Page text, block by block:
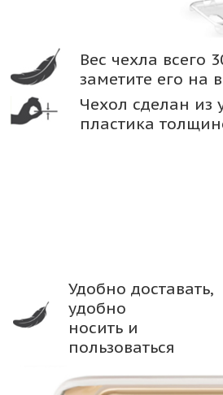
Вес чехла всего
заметите его на
Чехол сделан из
пластика
Удобно доставать,
удобно
носить и
пользоваться